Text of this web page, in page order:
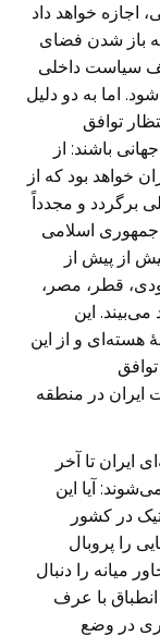
اجازه خواهد داد
باز شدن فضای
سیاست داخلی
اما به دو دلیل
توافق
باشند: از
خواهد بود که از
برگردد و مجدداً
اسلامی
از پیش از
قطر، مصر،
می‌بیند. این
هسته‌ای و از این
در منطقه
ایران تا آخر
آیا این
در کشور
را پروبال
میانه را دنبال
انطباق با عرف
در وضع